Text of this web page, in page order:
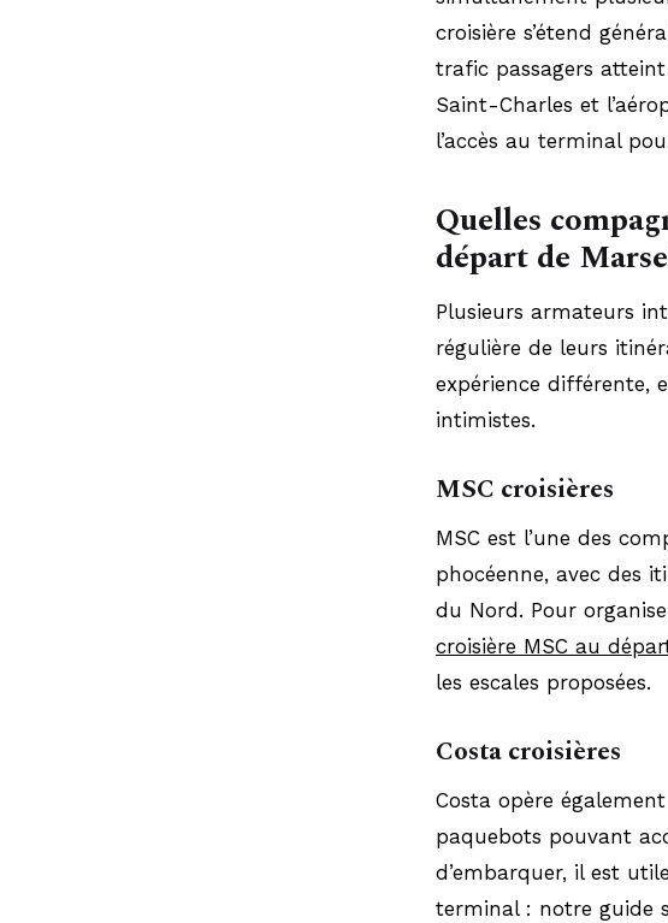
croisière s’étend
trafic passagers
Saint-Charles et
l’accès au terminal
Quelles
départ de
Plusieurs armateurs
régulière de leurs
expérience différente,
intimistes.
MSC croisières
MSC est l’une des
phocéenne, avec des
du Nord. Pour
croisière MSC au
les escales proposées.
Costa croisières
Costa opère
paquebots pouvant
d’embarquer, il est
terminal : notre guide